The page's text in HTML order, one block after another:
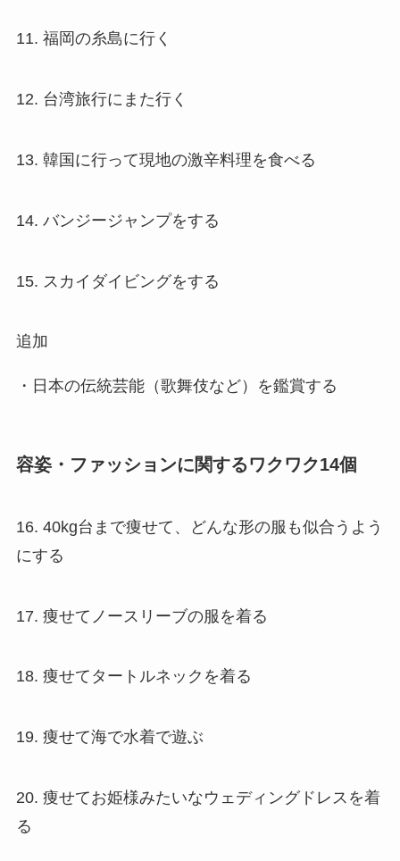
11. 福岡の糸島に行く
12. 台湾旅行にまた行く
13. 韓国に行って現地の激辛料理を食べる
14. バンジージャンプをする
15. スカイダイビングをする
追加
・日本の伝統芸能（歌舞伎など）を鑑賞する
容姿・ファッションに関するワクワク14個
16. 40kg台まで痩せて、どんな形の服も似合うよう
にする
17. 痩せてノースリーブの服を着る
18. 痩せてタートルネックを着る
19. 痩せて海で水着で遊ぶ
20. 痩せてお姫様みたいなウェディングドレスを着
る